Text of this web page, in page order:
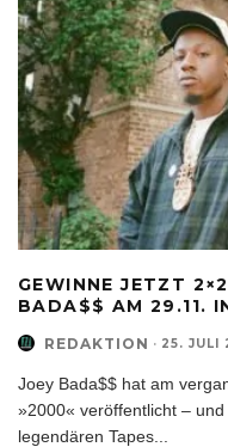
GEWINNE JETZT
BADA$$ AM 29.11.
REDAKTION · 25. JULI
Joey Bada$$ hat am
»2000« veröffentlicht –
legendären Tapes